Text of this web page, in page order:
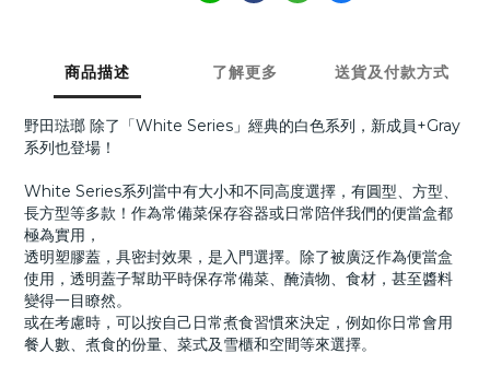
商品描述 了解更多 送貨及付款方式
野田琺瑯 除了 「White Series」 經典的白色系列，新成員+Gray
系列也登場！
White Series系列當中有大小和不同高度選擇，有圓型、方型、
長方型等多款！ 作為常備菜保存容器或日常陪伴我們的便當盒都
極為實用，
透明塑膠蓋，具密封效果，是入門選擇。除了被廣泛作為便當盒
使用，透明蓋子幫助平時保存常備菜、醃漬物、食材，甚至醬料
變得一目瞭然。
或在考慮時，可以按自己日常煮食習慣來決定，例如你日常會用
餐人數、煮食的份量、菜式及雪櫃和空間等來選擇。